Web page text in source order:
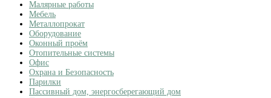
Малярные работы
Мебель
Металлопрокат
Оборудование
Оконный проём
Отопительные системы
Офис
Охрана и Безопасность
Парилки
Пассивный дом, энергосберегающий дом